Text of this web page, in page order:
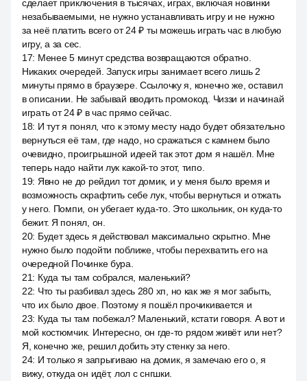
сделает приключения в тысячах, играх, включая новинки
незабываемыми, не нужно устанавливать игру и не нужно
за неё платить всего от 24 ₽ ты можешь играть час в любую
игру, а за сес.
17: Менее 5 минут средства возвращаются обратно.
Никаких очередей. Запуск игры занимает всего лишь 2
минуты прямо в браузере. Ссылочку я, конечно же, оставил
в описании. Не забывай вводить промокод. Чиззи и начинай
играть от 24 ₽ в час прямо сейчас.
18: И тут я понял, что к этому месту надо будет обязательно
вернуться её там, где надо, но сражаться с камнем было
очевидно, проигрышной идеей так этот дом я нашёл. Мне
теперь надо найти лук какой-то этот, типо.
19: Явно не до рейдил тот домик, и у меня было время и
возможность скрафтить себе лук, чтобы вернуться и отжать
у него. Помпи, он убегает куда-то. Это школьник, он куда-то
бежит. Я понял, он.
20: Будет здесь я действовал максимально скрытно. Мне
нужно было подойти поближе, чтобы перехватить его на
очередной Починке бура.
21: Куда ты там собрался, маленький?
22: Что ты разбивал здесь 280 хп, но как же я мог забыть,
что их было двое. Поэтому я пошёл прочикивается и
23: Куда ты там побежал? Маленький, кстати говоря. А вот и
мой костюмчик. Интересно, он где-то рядом живёт или нет?
Я, конечно же, решил добить эту стенку за него.
24: И только я запрыгиваю на домик, я замечаю его о, я
вижу, откуда он идёт, лол с снгшки.